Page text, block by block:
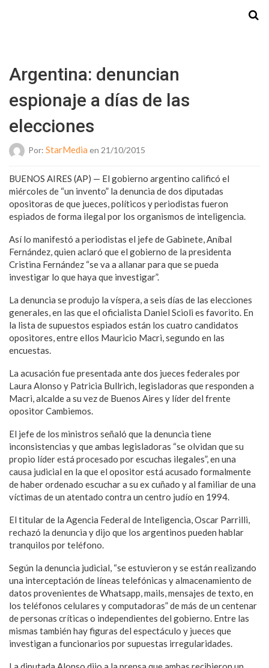
Argentina: denuncian
espionaje a días de las
elecciones
Por: StarMedia en 21/10/2015
BUENOS AIRES (AP) — El gobierno argentino calificó el
miércoles de “un invento” la denuncia de dos diputadas
opositoras de que jueces, políticos y periodistas fueron
espiados de forma ilegal por los organismos de inteligencia.
Así lo manifestó a periodistas el jefe de Gabinete, Aníbal
Fernández, quien aclaró que el gobierno de la presidenta
Cristina Fernández “se va a allanar para que se pueda
investigar lo que haya que investigar”.
La denuncia se produjo la víspera, a seis días de las elecciones
generales, en las que el oficialista Daniel Scioli es favorito. En
la lista de supuestos espiados están los cuatro candidatos
opositores, entre ellos Mauricio Macri, segundo en las
encuestas.
La acusación fue presentada ante dos jueces federales por
Laura Alonso y Patricia Bullrich, legisladoras que responden a
Macri, alcalde a su vez de Buenos Aires y líder del frente
opositor Cambiemos.
El jefe de los ministros señaló que la denuncia tiene
inconsistencias y que ambas legisladoras “se olvidan que su
propio líder está procesado por escuchas ilegales”, en una
causa judicial en la que el opositor está acusado formalmente
de haber ordenado escuchar a su ex cuñado y al familiar de una
víctimas de un atentado contra un centro judío en 1994.
El titular de la Agencia Federal de Inteligencia, Oscar Parrilli,
rechazó la denuncia y dijo que los argentinos pueden hablar
tranquilos por teléfono.
Según la denuncia judicial, “se estuvieron y se están realizando
una interceptación de líneas telefónicas y almacenamiento de
datos provenientes de Whatsapp, mails, mensajes de texto, en
los teléfonos celulares y computadoras” de más de un centenar
de personas críticas o independientes del gobierno. Entre las
mismas también hay figuras del espectáculo y jueces que
investigan a funcionarios por supuestas irregularidades.